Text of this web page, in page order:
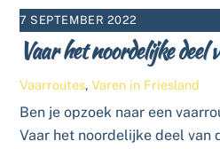
7 SEPTEMBER 2022
Vaar het noordelijke deel
Vaarroutes,Varen in Friesland
Ben je opzoek naar een
Vaar het noordelijke deel van